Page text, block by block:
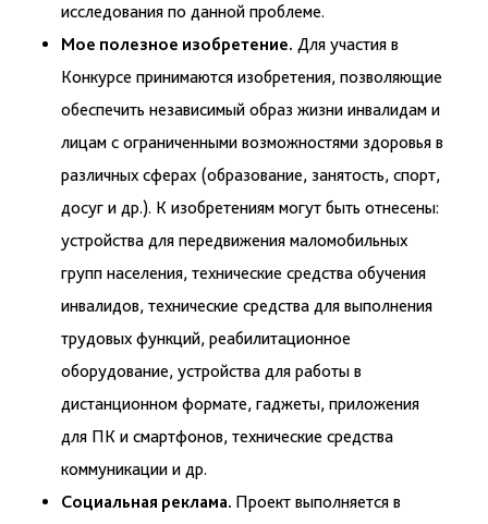
исследования по данной проблеме.
Мое полезное изобретение. Для участия в
Конкурсе принимаются изобретения, позволяющие
обеспечить независимый образ жизни инвалидам и
лицам с ограниченными возможностями здоровья в
различных сферах (образование, занятость, спорт,
досуг и др.). К изобретениям могут быть отнесены:
устройства для передвижения маломобильных
групп населения, технические средства обучения
инвалидов, технические средства для выполнения
трудовых функций, реабилитационное
оборудование, устройства для работы в
дистанционном формате, гаджеты, приложения
для ПК и смартфонов, технические средства
коммуникации и др.
Социальная реклама. Проект выполняется в